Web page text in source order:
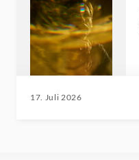
17. Juli 2026